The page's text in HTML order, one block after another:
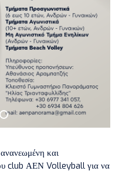
και
club ΑΕΝ Volleyball για να